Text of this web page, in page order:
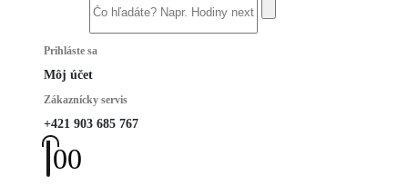
Prihláste sa
Môj účet
Zákaznícky servis
+421 903 685 767
00